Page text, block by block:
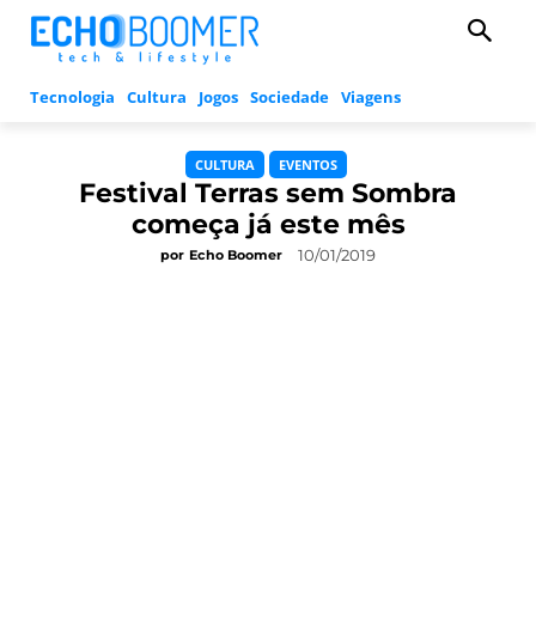
Tecnologia Cultura Jogos Sociedade Viagens
CULTURA EVENTOS
Festival Terras sem Sombra
começa já este mês
por Echo Boomer 10/01/2019